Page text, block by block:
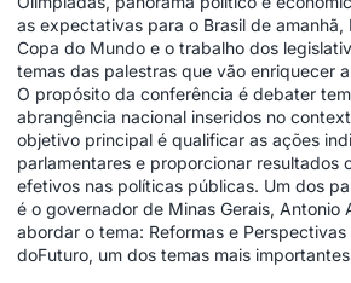
as expectativas para o Brasil de amanhã,
Copa do Mundo e o trabalho dos
temas das palestras que vão enriquecer
O propósito da conferência é debater
abrangência nacional inseridos no
objetivo principal é qualificar as ações
parlamentares e proporcionar resultados
efetivos nas políticas públicas. Um dos
é o governador de Minas Gerais, Antonio
abordar o tema: Reformas e Perspectivas
doFuturo, um dos temas mais